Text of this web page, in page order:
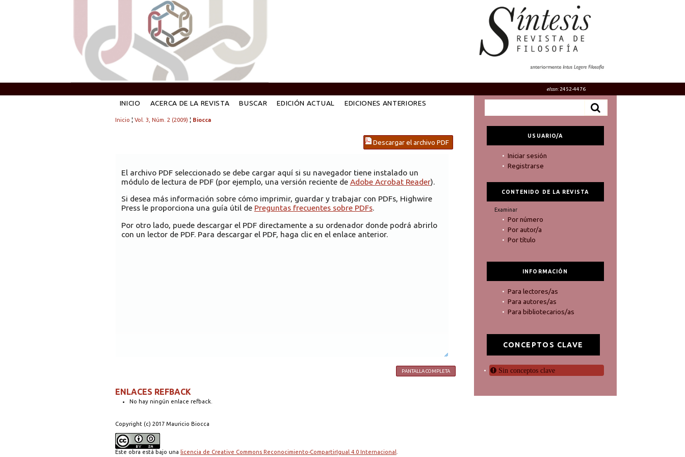
eIssn: 2452-4476
USUARIO/A
Iniciar sesión
Registrarse
CONTENIDO DE LA REVISTA
Examinar
Por número
Por autor/a
Por título
INFORMACIÓN
Para lectores/as
Para autores/as
Para bibliotecarios/as
CONCEPTOS CLAVE
Sin conceptos clave
INICIO ACERCA DE LA REVISTA BUSCAR EDICIÓN ACTUAL EDICIONES ANTERIORES
Inicio ¦ Vol. 3, Núm. 2 (2009) ¦ Biocca
Descargar el archivo PDF
El archivo PDF seleccionado se debe cargar aquí si su navegador tiene instalado un
módulo de lectura de PDF (por ejemplo, una versión reciente de Adobe Acrobat Reader).
Si desea más información sobre cómo imprimir, guardar y trabajar con PDFs, Highwire
Press le proporciona una guía útil de Preguntas frecuentes sobre PDFs.
Por otro lado, puede descargar el PDF directamente a su ordenador donde podrá abrirlo
con un lector de PDF. Para descargar el PDF, haga clic en el enlace anterior.
PANTALLA COMPLETA
ENLACES REFBACK
No hay ningún enlace refback.
Copyright (c) 2017 Mauricio Biocca
Este obra está bajo una licencia de Creative Commons Reconocimiento-CompartirIgual 4.0 Internacional